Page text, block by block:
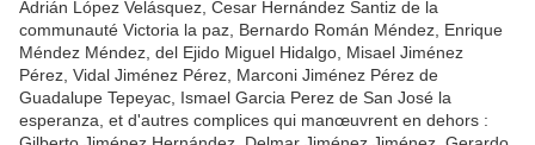
Adrián López Velásquez, Cesar Hernández Santiz de la
communauté Victoria la paz, Bernardo Román Méndez, Enrique
Méndez Méndez, del Ejido Miguel Hidalgo, Misael Jiménez
Pérez, Vidal Jiménez Pérez, Marconi Jiménez Pérez de
Guadalupe Tepeyac, Ismael Garcia Perez de San José la
esperanza, et d'autres complices qui manœuvrent en dehors :